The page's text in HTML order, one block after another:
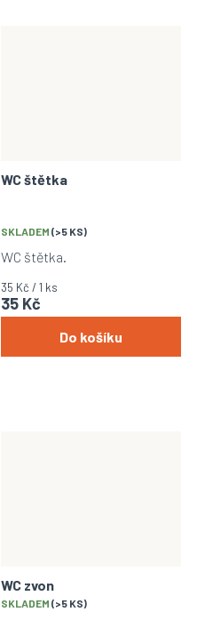
WC štětka
SKLADEM (>5 KS)
35 Kč
Měrná
cena:
35 Kč / 1 ks
Do košíku
WC štětka.
WC zvon
Průměrné
SKLADEM (>5 KS)